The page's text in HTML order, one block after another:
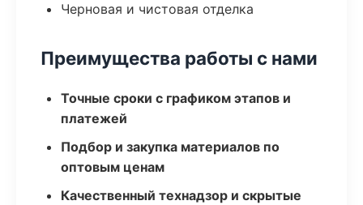
Черновая и чистовая отделка
Преимущества работы с нами
Точные сроки с графиком этапов и
платежей
Подбор и закупка материалов по
оптовым ценам
Качественный технадзор и скрытые